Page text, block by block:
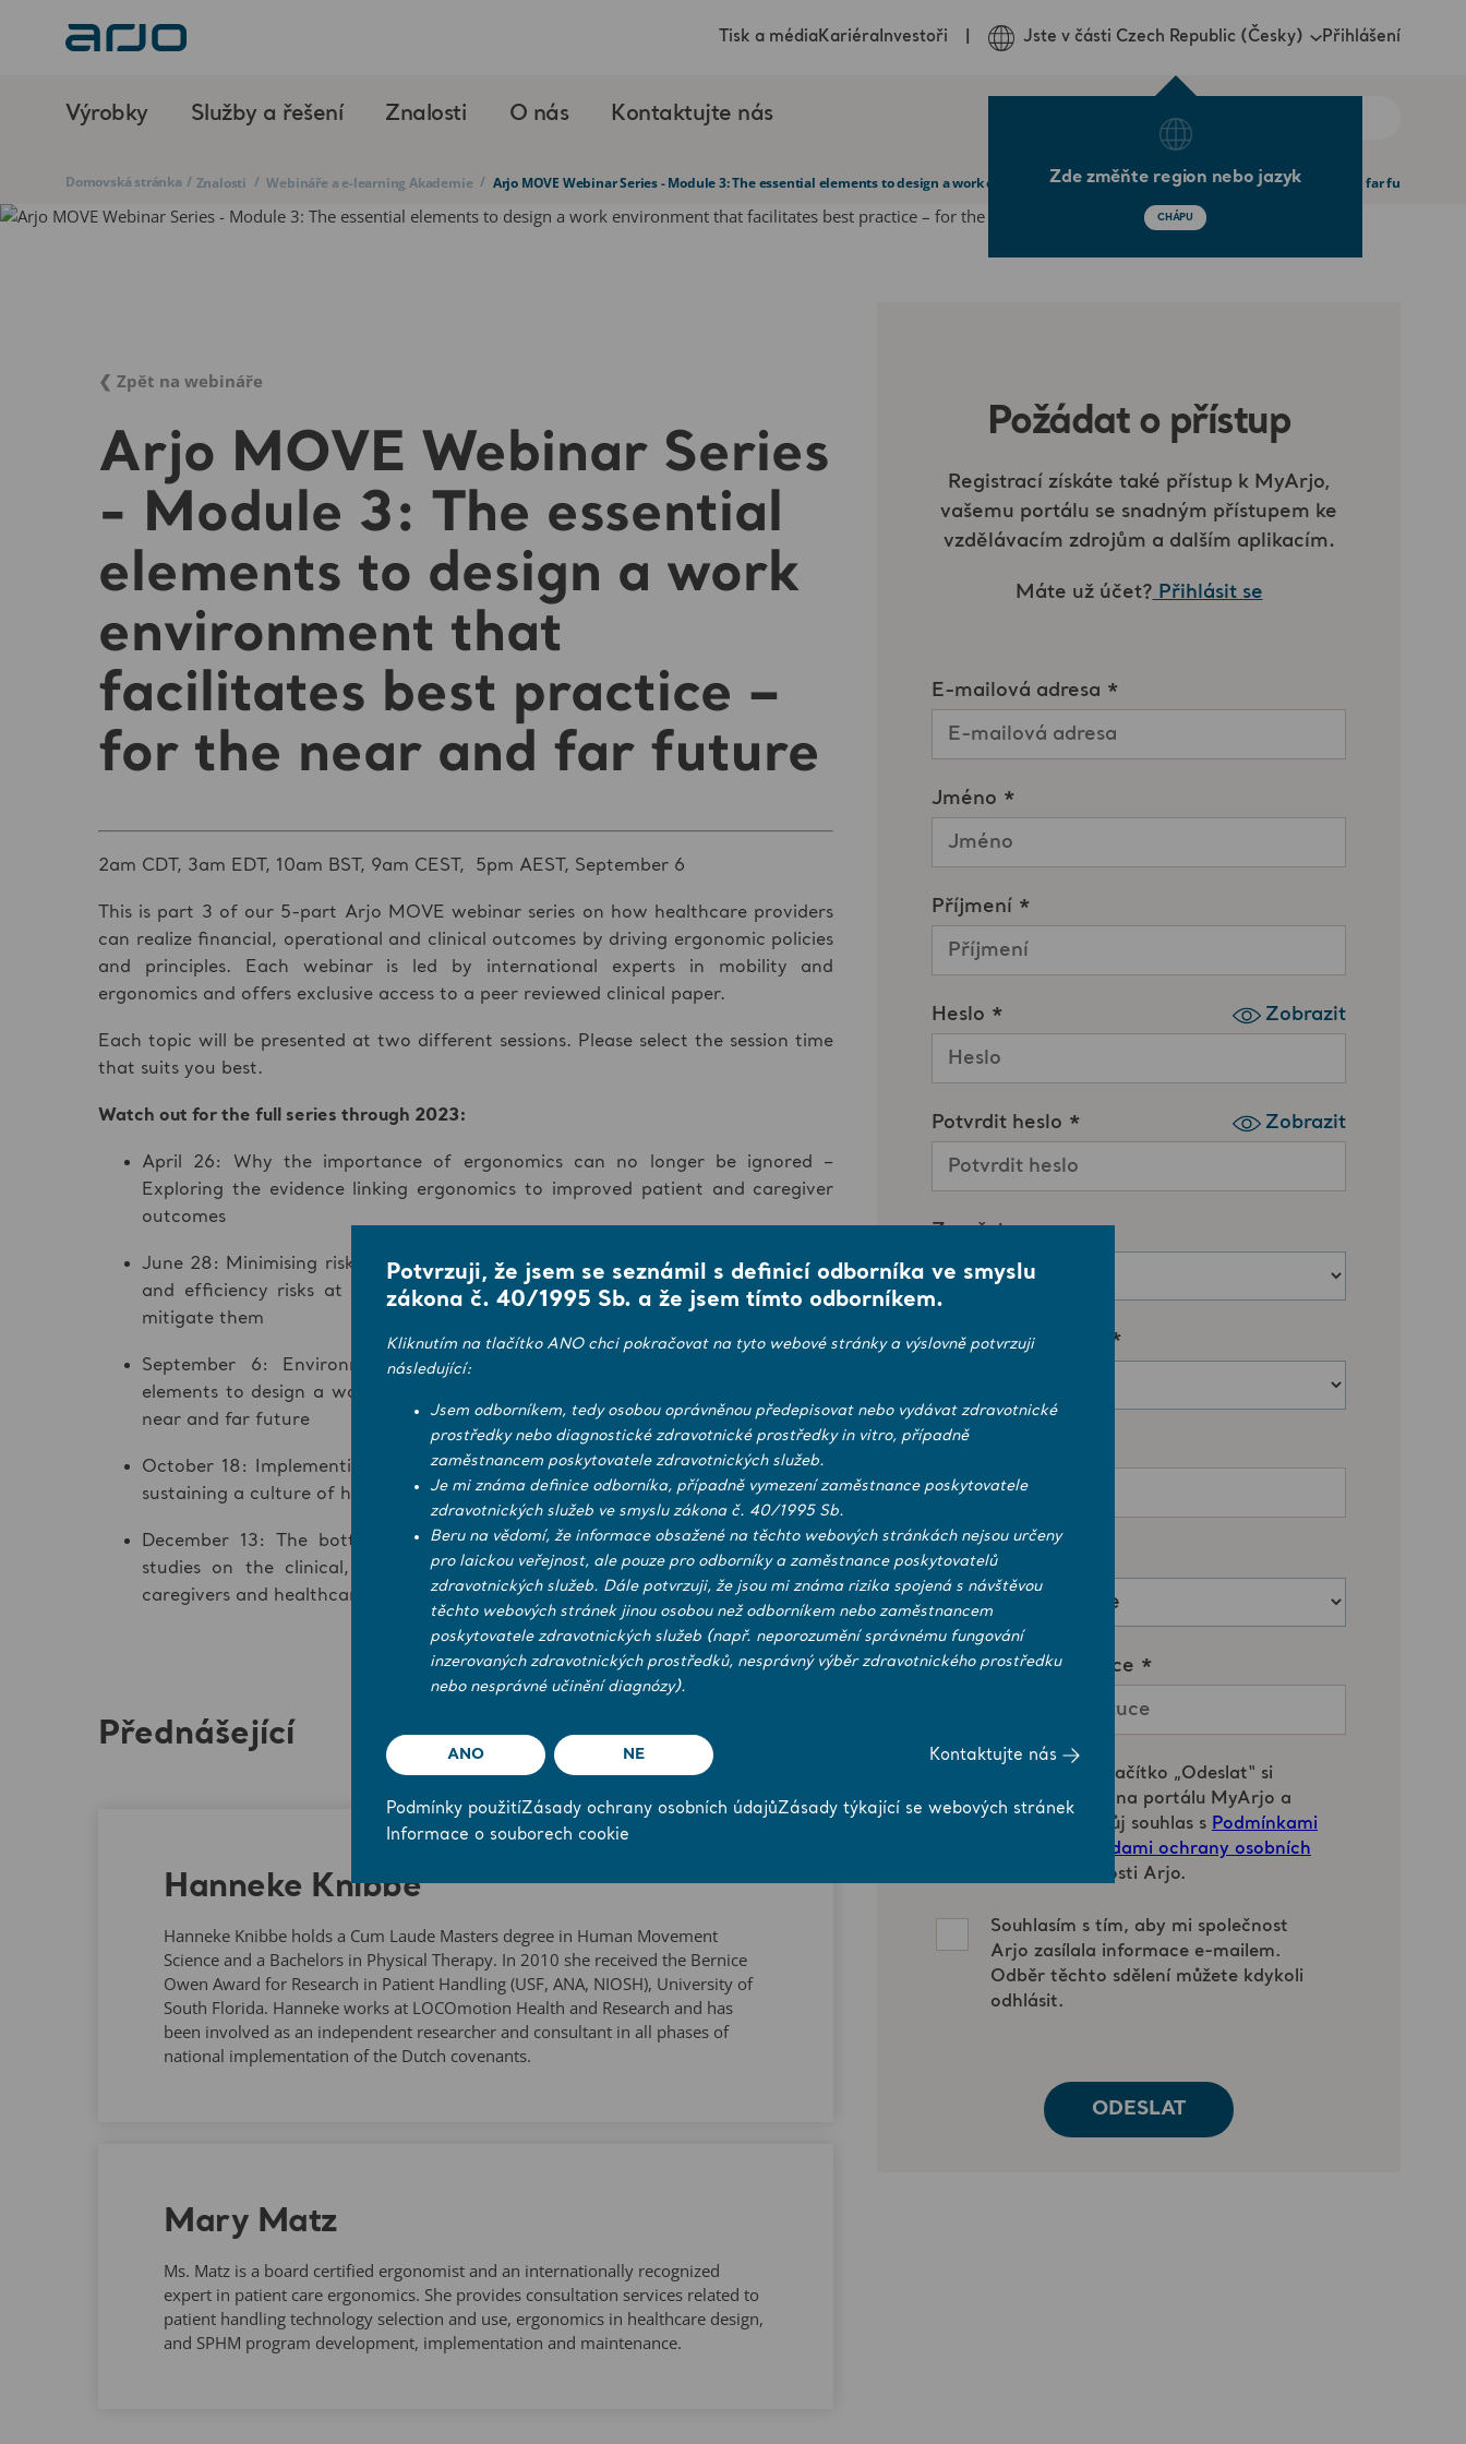
Výrobky Služby a řešení Znalosti O nás Kontaktujte nás
Tisk a médiaKariéraInvestoři Jste v části Czech Republic (Česky)
Zde změňte region nebo jazyk
CHÁPU
Přihlášení
Domovská stránka / Znalosti / Webináře a e-learning Akademie / Arjo MOVE Webinar Series - Module 3: The essential elements to design a work environment that facilitates best practice – for the near and far future
❮ Zpět na webináře
Arjo MOVE Webinar Series
- Module 3: The essential
elements to design a work
environment that
facilitates best practice –
for the near and far future
2am CDT, 3am EDT, 10am BST, 9am CEST, 5pm AEST, September 6
This is part 3 of our 5-part Arjo MOVE webinar series on how healthcare providers
can realize financial, operational and clinical outcomes by driving ergonomic policies
and principles. Each webinar is led by international experts in mobility and
ergonomics and offers exclusive access to a peer reviewed clinical paper.
Each topic will be presented at two different sessions. Please select the session time
that suits you best.
Watch out for the full series through 2023:
April 26: Why the importance of ergonomics can no longer be ignored –
Exploring the evidence linking ergonomics to improved patient and caregiver
outcomes
June 28: Minimising risk and maximising outcomes – Understanding the health
and efficiency risks at your facility – and building an attainable strategy to
mitigate them
September 6: Environment and equipment interventions – The essential
elements to design a work environment that facilitates best practice – for the
near and far future
October 18: Implementing ergonomic strategies – Driving cultural change and
sustaining a culture of high quality work
December 13: The bottom-line benefits of an ergonomics program – Case
studies on the clinical, operational and financial impact of ergonomics on
caregivers and healthcare facilities
Přednášející
Hanneke Knibbe
Hanneke Knibbe holds a Cum Laude Masters degree in Human Movement
Science and a Bachelors in Physical Therapy. In 2010 she received the Bernice
Owen Award for Research in Patient Handling (USF, ANA, NIOSH), University of
South Florida. Hanneke works at LOCOmotion Health and Research and has
been involved as an independent researcher and consultant in all phases of
national implementation of the Dutch covenants.
Mary Matz
Ms. Matz is a board certified ergonomist and an internationally recognized
expert in patient care ergonomics. She provides consultation services related to
patient handling technology selection and use, ergonomics in healthcare design,
and SPHM program development, implementation and maintenance.
Potvrzuji, že jsem se seznámil s definicí odborníka ve smyslu
zákona č. 40/1995 Sb. a že jsem tímto odborníkem.
Kliknutím na tlačítko ANO chci pokračovat na tyto webové stránky a výslovně potvrzuji
následující:
Jsem odborníkem, tedy osobou oprávněnou předepisovat nebo vydávat zdravotnické
prostředky nebo diagnostické zdravotnické prostředky in vitro, případně
zaměstnancem poskytovatele zdravotnických služeb.
Je mi známa definice odborníka, případně vymezení zaměstnance poskytovatele
zdravotnických služeb ve smyslu zákona č. 40/1995 Sb.
Beru na vědomí, že informace obsažené na těchto webových stránkách nejsou určeny
pro laickou veřejnost, ale pouze pro odborníky a zaměstnance poskytovatelů
zdravotnických služeb. Dále potvrzuji, že jsou mi známa rizika spojená s návštěvou
těchto webových stránek jinou osobou než odborníkem nebo zaměstnancem
poskytovatele zdravotnických služeb (např. neporozumění správnému fungování
inzerovaných zdravotnických prostředků, nesprávný výběr zdravotnického prostředku
nebo nesprávné učinění diagnózy).
ANO NE Kontaktujte nás
Podmínky použitíZásady ochrany osobních údajůZásady týkající se webových stránek
Informace o souborech cookie